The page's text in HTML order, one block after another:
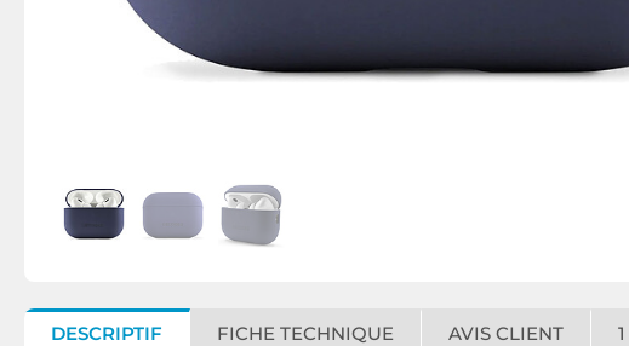
DESCRIPTIF FICHE TECHNIQUE AVIS CLIENT 1